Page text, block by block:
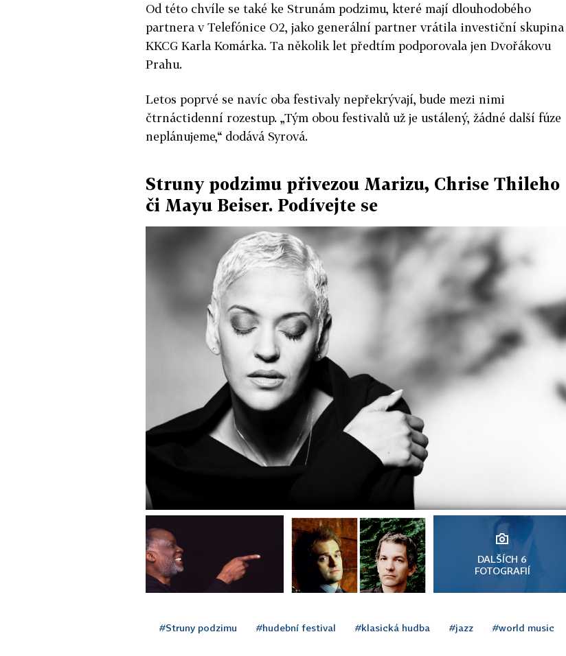
Od této chvíle se také ke Strunám podzimu, které mají dlouhodobého
partnera v Telefónice O2, jako generální partner vrátila investiční skupina
KKCG Karla Komárka. Ta několik let předtím podporovala jen Dvořákovu
Prahu.
Letos poprvé se navíc oba festivaly nepřekrývají, bude mezi nimi
čtrnáctidenní rozestup. „Tým obou festivalů už je ustálený, žádné další fúze
neplánujeme,“ dodává Syrová.
Struny podzimu přivezou Marizu, Chrise Thileho
či Mayu Beiser. Podívejte se
DALŠÍCH 6
FOTOGRAFIÍ
#Struny podzimu #hudební festival #klasická hudba #jazz #world music